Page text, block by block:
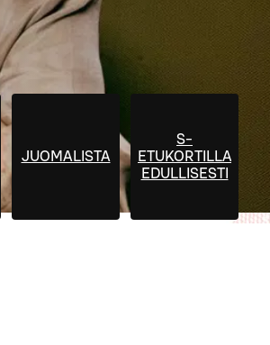
JUOMALISTA
S-
ETUKORTILLA
EDULLISESTI